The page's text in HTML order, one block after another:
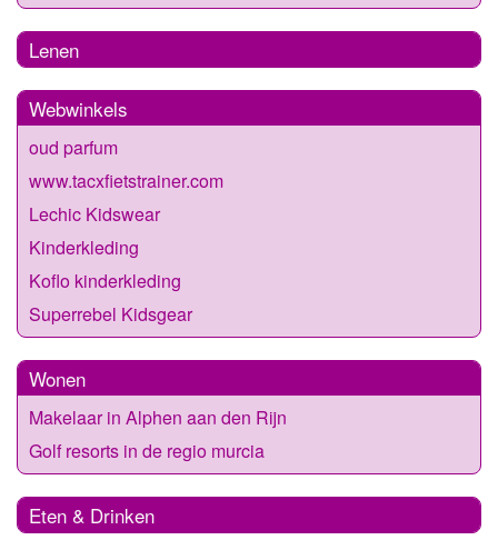
Lenen
Webwinkels
oud parfum
www.tacxfietstrainer.com
Lechic Kidswear
Kinderkleding
Koflo kinderkleding
Superrebel Kidsgear
Wonen
Makelaar in Alphen aan den Rijn
Golf resorts in de regio murcia
Eten & Drinken